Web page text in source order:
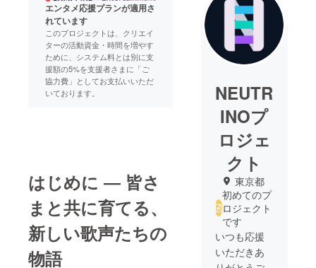
エンタメ応援プランが適用さ
れています
このプロジェクトは、クリエイ
ターの活動資金・時間を増やす
ために、システム料とは別に支
援額の5%を支援者さまに「ご
協力費」としてお支払いいただ
いております。
はじめに ― 皆さ
まと共に育てる、
新しい歌声たちの
物語
NEUTR
INOプ
ロジェ
クト
東京都
初めてのプ
ロジェクト
です
いつも応援
いただきあ